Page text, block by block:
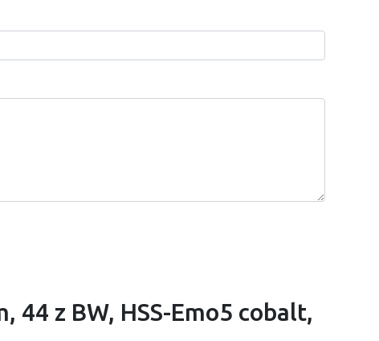
44 z BW, HSS-Emo5 cobalt,